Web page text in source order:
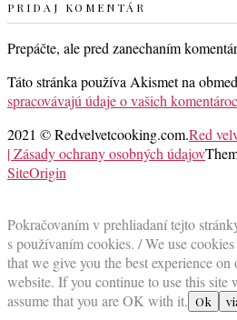
PRIDAJ KOMENTÁR
Prepáčte, ale pred zanechaním
Táto stránka používa Akismet na
spracovávajú údaje o vašich
2021 © Redvelvetcooking.com.Red
| Zásady ochrany osobných údajov
SiteOrigin
top
Pokračovaním v prehliadaní tejto
s používaním cookies. / We use
that we give you the best experience on
website. If you continue to use this site
assume that you are OK with it. Ok